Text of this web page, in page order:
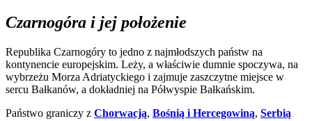
Czarnogóra i jej położenie
Republika Czarnogóry to jedno z najmłodszych państw na
kontynencie europejskim. Leży, a właściwie dumnie spoczywa, na
wybrzeżu Morza Adriatyckiego i zajmuje zaszczytne miejsce w
sercu Bałkanów, a dokładniej na Półwyspie Bałkańskim.
Państwo graniczy z Chorwacją, Bośnią i Hercegowiną, Serbią